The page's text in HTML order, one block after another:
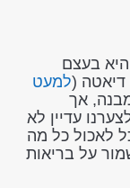
בעצם
דיאטה (למעט
אך
עדיין לא
לאכול כל מה
על בריאות